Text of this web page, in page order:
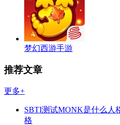
梦幻西游手游
推荐文章
更多+
SBTI测试MONK是什么人
格